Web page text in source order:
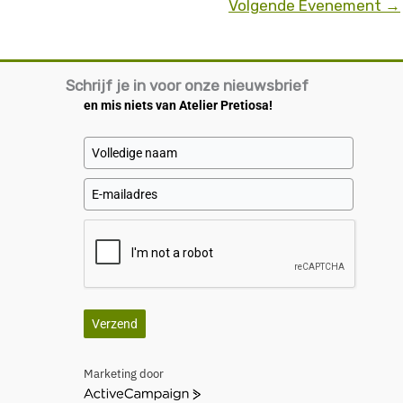
Volgende Evenement →
Schrijf je in voor onze nieuwsbrief
en mis niets van Atelier Pretiosa!
Verzend
Marketing door
A